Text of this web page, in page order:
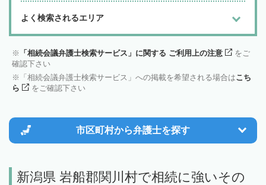
よく検索されるエリア
「相続会議弁護士検索サービス」に関する ご利用上の注意
をご
確認下さい
「相続会議弁護士検索サービス」への掲載を希望される場合はこち
ら
をご確認下さい
市区町村から弁護士を探す
新潟県 岩船郡関川村で相続に強いその